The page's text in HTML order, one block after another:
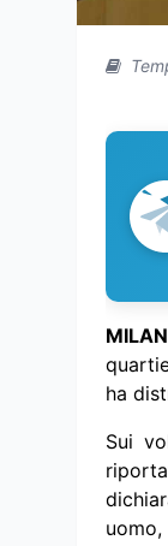
ha
Sui
uomo,